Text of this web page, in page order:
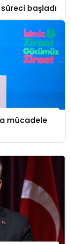
başladı
mücadele